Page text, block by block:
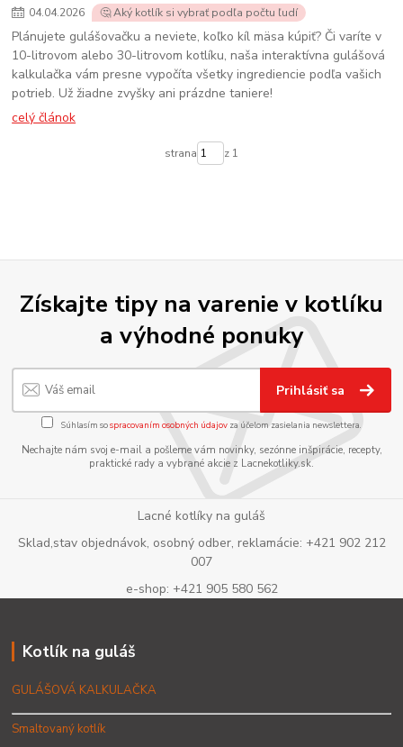
04.04.2026 🤔 Aký kotlík si vybrať podľa počtu ľudí
Plánujete gulášovačku a neviete, koľko kíl mäsa kúpiť? Či varíte v
10-litrovom alebo 30-litrovom kotlíku, naša interaktívna gulášová
kalkulačka vám presne vypočíta všetky ingrediencie podľa vašich
potrieb. Už žiadne zvyšky ani prázdne taniere!
celý článok
strana z 1
Získajte tipy na varenie v kotlíku
a výhodné ponuky
Prihlásiť sa
Súhlasím sospracovaním osobných údajov za účelom zasielania newslettera.
Nechajte nám svoj e-mail a pošleme vám novinky, sezónne inšpirácie, recepty,
praktické rady a vybrané akcie z Lacnekotliky.sk.
Lacné kotlíky na guláš
Sklad,stav objednávok, osobný odber, reklamácie: +421 902 212
007
e-shop: +421 905 580 562
Kotlík na guláš
GULÁŠOVÁ KALKULAČKA
Smaltovaný kotlík